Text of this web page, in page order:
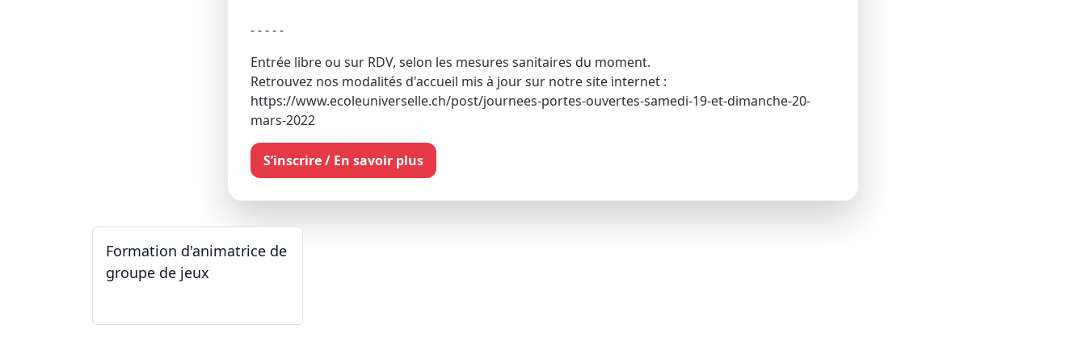
- - - - -
Entrée libre ou sur RDV, selon les mesures sanitaires du moment.
Retrouvez nos modalités d'accueil mis à jour sur notre site internet :
https://www.ecoleuniverselle.ch/post/journees-portes-ouvertes-samedi-19-et-dimanche-20-
mars-2022
S’inscrire / En savoir plus
Formation d'animatrice de
groupe de jeux